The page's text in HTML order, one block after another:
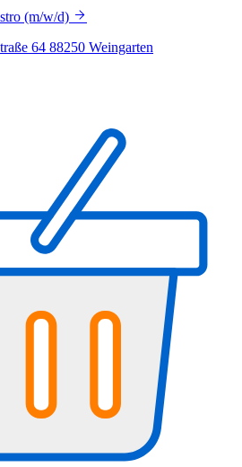
(m/w/d)
64 88250 Weingarten